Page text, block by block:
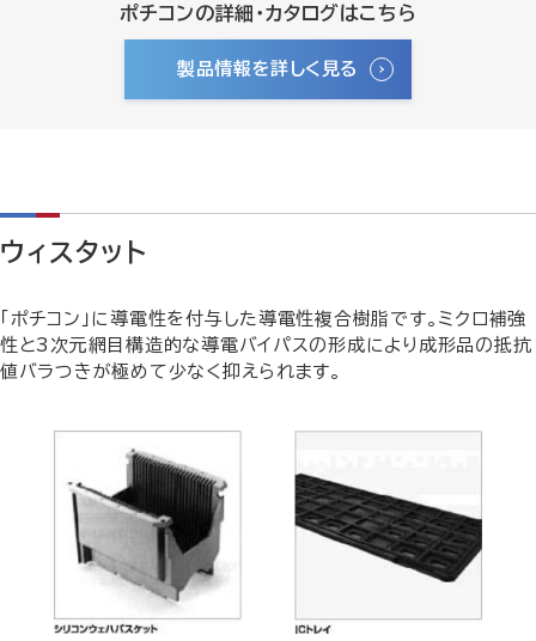
ポチコンの詳細・カタログはこちら
製品情報を詳しく見る
ウィスタット
「ポチコン」に導電性を付与した導電性複合樹脂です。ミクロ補強
性と3次元網目構造的な導電バイパスの形成により成形品の抵抗
値バラつきが極めて少なく抑えられます。